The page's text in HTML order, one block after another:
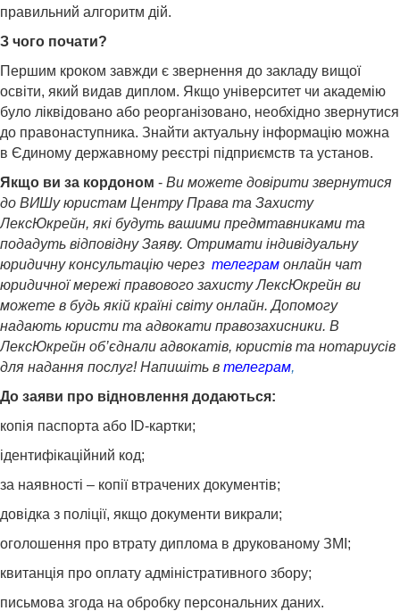
правильний алгоритм дій.
З чого почати?
Першим кроком завжди є звернення до закладу вищої
освіти, який видав диплом. Якщо університет чи академію
було ліквідовано або реорганізовано, необхідно звернутися
до правонаступника. Знайти актуальну інформацію можна
в Єдиному державному реєстрі підприємств та установ.
Якщо ви за кордоном - Ви можете довірити звернутися
до ВИШу юристам Центру Права та Захисту
ЛексЮкрейн, які будуть вашими предмтавниками та
подадуть відповідну Заяву. Отримати індивідуальну
юридичну консультацію через телеграм онлайн чат
юридичної мережі правового захисту ЛексЮкрейн ви
можете в будь якій країні світу онлайн. Допомогу
надають юристи та адвокати правозахисники. В
ЛексЮкрейн об’єднали адвокатів, юристів та нотариусів
для надання послуг! Напишіть в телеграм,
До заяви про відновлення додаються:
копія паспорта або ID-картки;
ідентифікаційний код;
за наявності – копії втрачених документів;
довідка з поліції, якщо документи викрали;
оголошення про втрату диплома в друкованому ЗМІ;
квитанція про оплату адміністративного збору;
письмова згода на обробку персональних даних.